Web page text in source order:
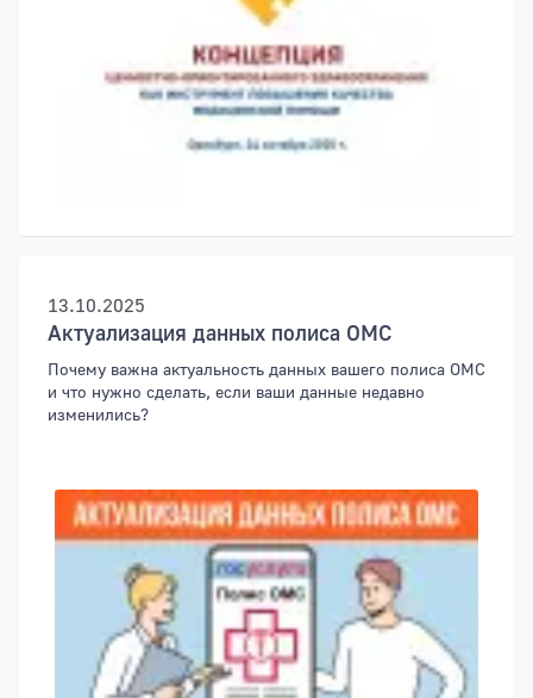
13.10.2025
Актуализация данных полиса ОМС
Почему важна актуальность данных вашего полиса ОМС
и что нужно сделать, если ваши данные недавно
изменились?